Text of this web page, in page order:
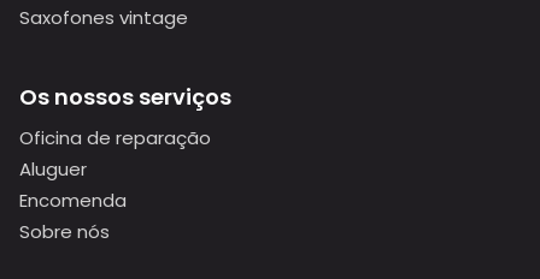
Saxofones vintage
Os nossos serviços
Oficina de reparação
Aluguer
Encomenda
Sobre nós